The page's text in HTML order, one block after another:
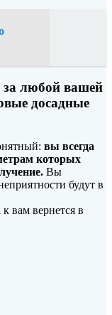
за любой вашей
досадные
вы всегда
которых
Вы
будут в
вам вернется в